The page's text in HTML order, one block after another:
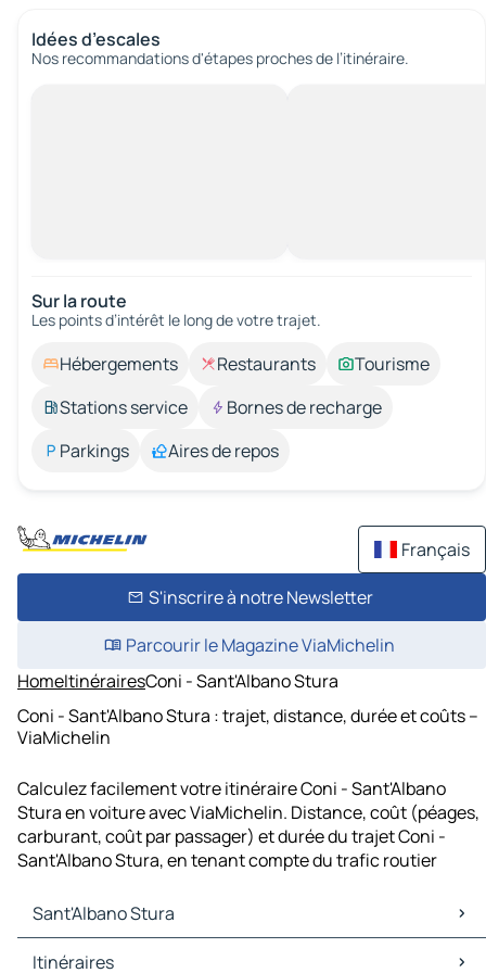
Idées d’escales
Nos recommandations d'étapes proches de l’itinéraire.
Sur la route
Les points d’intérêt le long de votre trajet.
Hébergements Restaurants
Tourisme
Stations service
Bornes de recharge
Parkings
Aires de repos
Français
S'inscrire à notre Newsletter
Parcourir le Magazine ViaMichelin
HomeItinérairesConi - Sant'Albano Stura
Coni - Sant'Albano Stura : trajet, distance, durée et coûts –
ViaMichelin
Calculez facilement votre itinéraire Coni - Sant'Albano
Stura en voiture avec ViaMichelin. Distance, coût (péages,
carburant, coût par passager) et durée du trajet Coni -
Sant'Albano Stura, en tenant compte du trafic routier
Sant'Albano Stura
Sant'Albano Stura Cartes et plans
Itinéraires